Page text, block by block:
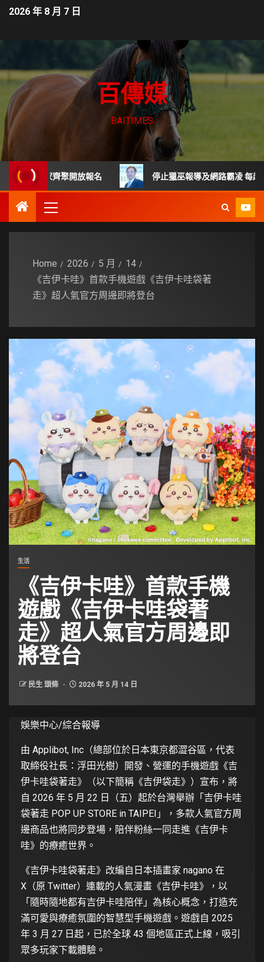
2026 年 8 月 7 日
百傳媒
BAITIMES
專家齊聚開放報名 停止獵巫報導及網路霸凌 每起詐騙都
Home 2026 5 月
14
《吉伊卡哇》首款手機遊戲《吉伊卡哇袋著
走》超人氣官方周邊即將登台
生活
《吉伊卡哇》首款手機
遊戲《吉伊卡哇袋著
走》超人氣官方周邊即
將登台
民生 頭條 2026 年 5 月 14 日
娛樂中心/綜合報導
由 Applibot, Inc（總部位於日本東京都澀谷區，代表
取締役社長：浮田光樹）開發、營運的手機遊戲《吉
伊卡哇袋著走》（以下簡稱《吉伊袋走》）宣布，將
自 2026 年 5 月 22 日（五）起於台灣舉辦「吉伊卡哇
袋著走 POP UP STORE in TAIPEI」，多款人氣官方周
邊商品也將同步登場，陪伴粉絲一同走進《吉伊卡
哇》的療癒世界。
《吉伊卡哇袋著走》改編自日本插畫家 nagano 在
X（原 Twitter）連載的人氣漫畫《吉伊卡哇》，以
「隨時隨地都有吉伊卡哇陪伴」為核心概念，打造充
滿可愛與療癒氛圍的智慧型手機遊戲。遊戲自 2025
年 3 月 27 日起，已於全球 43 個地區正式上線，吸引
眾多玩家下載體驗。